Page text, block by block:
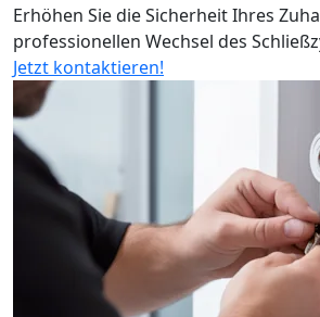
Erhöhen Sie die Sicherheit Ihres
professionellen Wechsel des
Jetzt kontaktieren!